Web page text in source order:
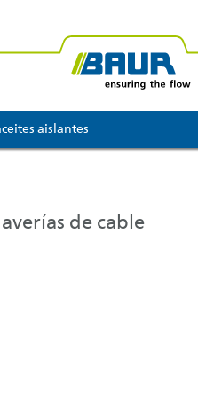
aislantes
de cable